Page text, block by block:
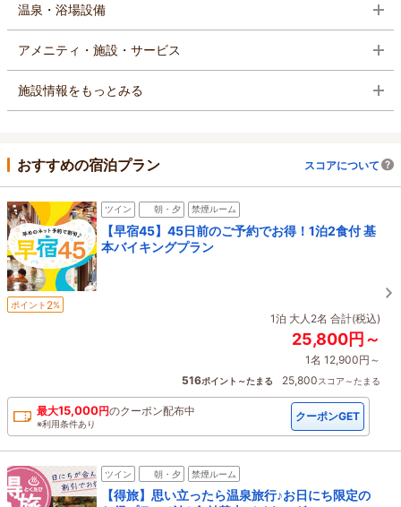
温泉・浴場設備
アメニティ・施設・サービス
施設情報をもっとみる
おすすめの宿泊プラン スコアについて
ツイン 朝・夕 禁煙ルーム
【早宿45】45日前のご予約でお得！1泊2食付 基
本バイキングプラン
ポイント 2%
1泊 大人2名 合計(税込)
25,800円～
1名 12,900円～
516ポイント～たまる 25,800スコア～たまる
最大15,000円のクーポン配布中
※利用条件あり
クーポンGET
ツイン 朝・夕 禁煙ルーム
【得旅】思い立ったら温泉旅行♪お日にち限定の